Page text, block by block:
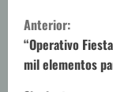
S
i
Anterior:
“Operativo
mil elementos